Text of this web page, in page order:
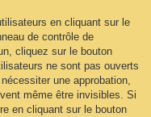
en cliquant sur le
de contrôle de
cliquez sur le bouton
ne sont pas ouverts
une approbation,
même être invisibles. Si
en cliquant sur le bouton